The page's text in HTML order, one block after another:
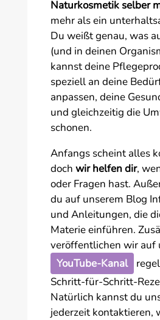
Naturkosmetik selber
mehr als ein
Du weißt genau, was
(und in deinen
kannst deine
speziell an deine
anpassen, deine
und gleichzeitig die
schonen.
Anfangs scheint alles
doch wir helfen dir,
oder Fragen hast.
du auf unserem Blog
und Anleitungen, die
Materie einführen.
veröffentlichen wir auf
YouTube-Kanal
Schritt-für-Schritt-
Natürlich kannst du
jederzeit kontaktieren,